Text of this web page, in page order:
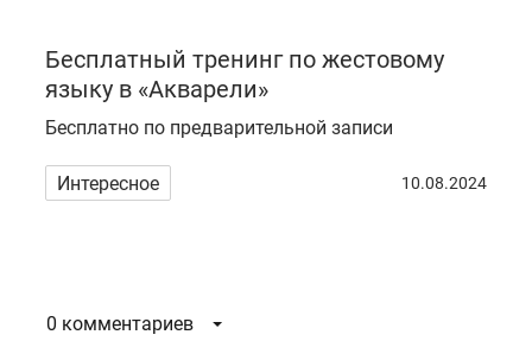
Бесплатный тренинг по жестовому
языку в «Акварели»
Бесплатно по предварительной записи
Интересное 10.08.2024
0 комментариев